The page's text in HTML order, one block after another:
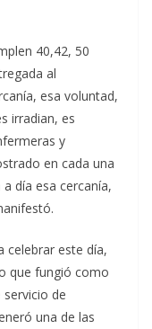
40,42, 50
al
esa voluntad,
irradian, es
y
en cada una
día esa cercanía,
celebrar este día,
que fungió como
de
una de las